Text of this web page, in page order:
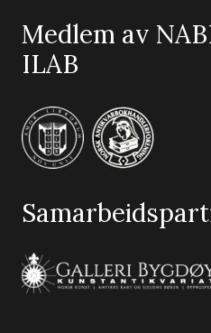
Medlem av
ILAB